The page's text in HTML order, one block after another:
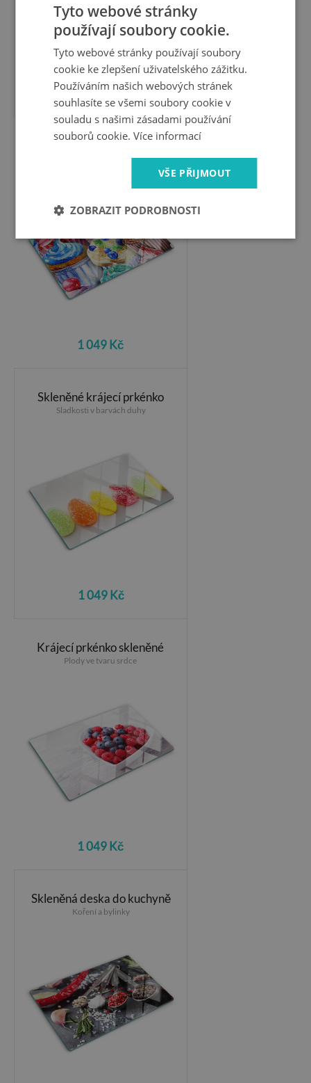
1 049 Kč
Košíčky a barevné pečivo
1 049 Kč
Skleněné krájecí prkénko
Sladkosti v barvách duhy
1 049 Kč
Krájecí prkénko skleněné
Plody ve tvaru srdce
1 049 Kč
Skleněná deska do kuchyně
Koření a bylinky
Tyto webové stránky
používají soubory cookie.
Tyto webové stránky používají soubory
cookie ke zlepšení uživatelského zážitku.
Používáním našich webových stránek
souhlasíte se všemi soubory cookie v
souladu s našimi zásadami používání
souborů cookie.Více informací
VŠE PŘIJMOUT
ZOBRAZIT PODROBNOSTI